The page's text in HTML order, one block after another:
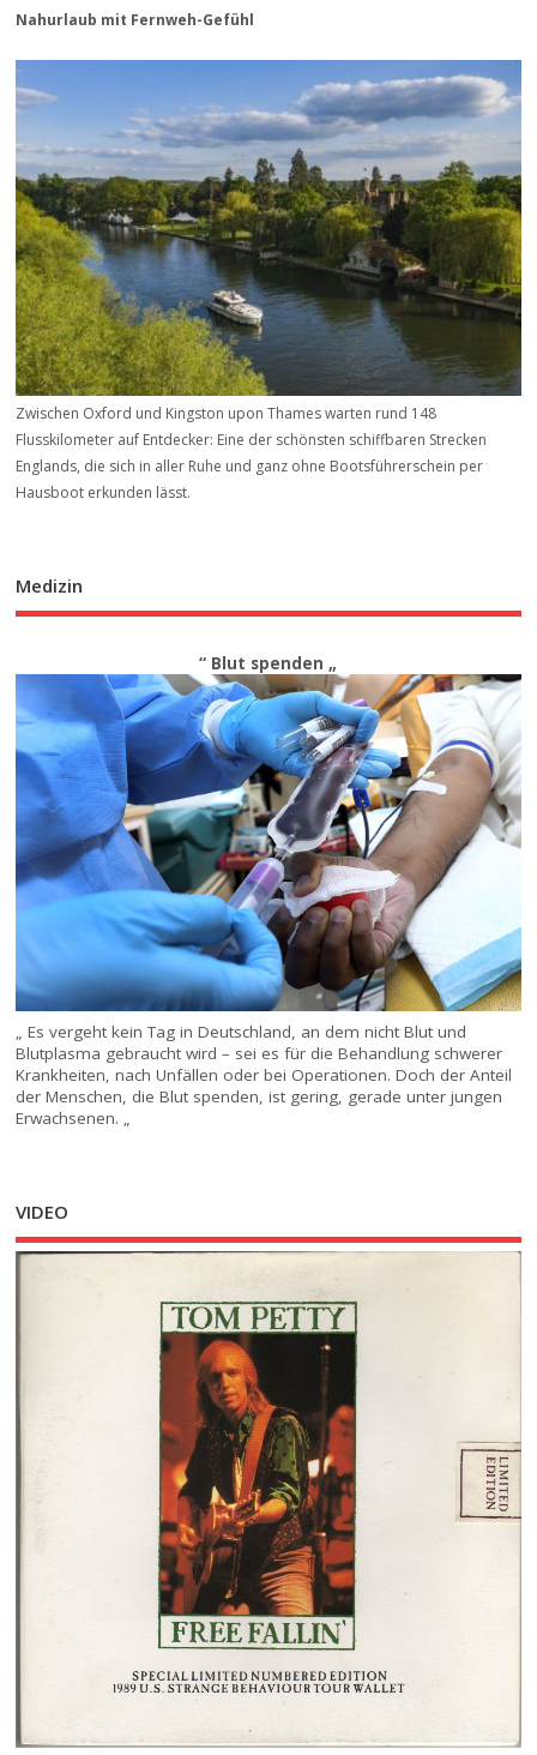
Nahurlaub mit Fernweh-Gefühl
Zwischen Oxford und Kingston upon Thames warten rund 148
Flusskilometer auf Entdecker: Eine der schönsten schiffbaren Strecken
Englands, die sich in aller Ruhe und ganz ohne Bootsführerschein per
Hausboot erkunden lässt.
Medizin
“ Blut spenden „
„ Es vergeht kein Tag in Deutschland, an dem nicht Blut und
Blutplasma gebraucht wird – sei es für die Behandlung schwerer
Krankheiten, nach Unfällen oder bei Operationen. Doch der Anteil
der Menschen, die Blut spenden, ist gering, gerade unter jungen
Erwachsenen. „
VIDEO